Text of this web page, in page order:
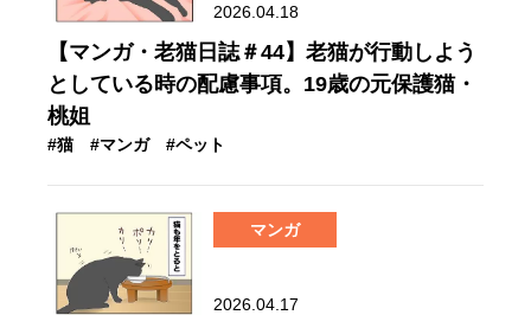
2026.04.18
【マンガ・老猫日誌＃44】老猫が行動しよう
としている時の配慮事項。19歳の元保護猫・
桃姐
#猫 #マンガ #ペット
マンガ
2026.04.17